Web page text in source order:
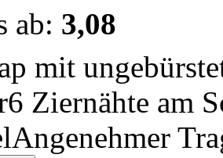
ab: 3,08
mit
Ziernähte am